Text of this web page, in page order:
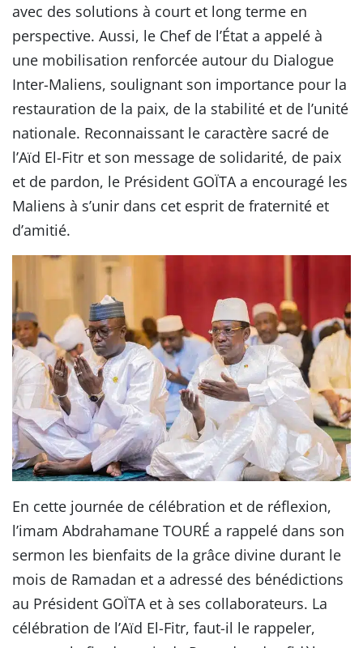
avec des solutions à court et long terme en
perspective. Aussi, le Chef de l’État a appelé à
une mobilisation renforcée autour du Dialogue
Inter-Maliens, soulignant son importance pour la
restauration de la paix, de la stabilité et de l’unité
nationale. Reconnaissant le caractère sacré de
l’Aïd El-Fitr et son message de solidarité, de paix
et de pardon, le Président GOÏTA a encouragé les
Maliens à s’unir dans cet esprit de fraternité et
d’amitié.
En cette journée de célébration et de réflexion,
l’imam Abdrahamane TOURÉ a rappelé dans son
sermon les bienfaits de la grâce divine durant le
mois de Ramadan et a adressé des bénédictions
au Président GOÏTA et à ses collaborateurs. La
célébration de l’Aïd El-Fitr, faut-il le rappeler,